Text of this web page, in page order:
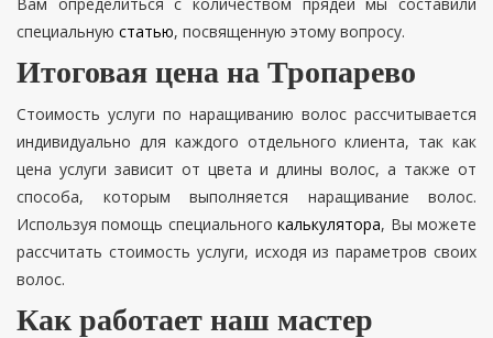
специальную статью, посвященную этому вопросу.
Итоговая цена на Тропарево
Стоимость услуги по наращиванию волос рассчитывается
индивидуально для каждого отдельного клиента, так как
цена услуги зависит от цвета и длины волос, а также от
способа, которым выполняется наращивание волос.
Используя помощь специальногокалькулятора, Вы можете
рассчитать стоимость услуги, исходя из параметров своих
волос.
Как работает наш мастер